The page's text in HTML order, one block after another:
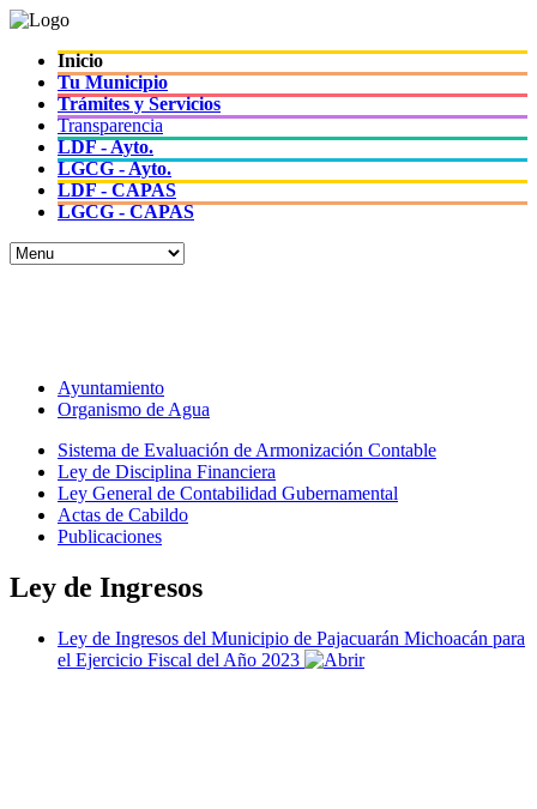
Inicio
Tu Municipio
Trámites y Servicios
Transparencia
LDF - Ayto.
LGCG - Ayto.
LDF - CAPAS
LGCG - CAPAS
Ayuntamiento
Organismo de Agua
Sistema de Evaluación de Armonización Contable
Ley de Disciplina Financiera
Ley General de Contabilidad Gubernamental
Actas de Cabildo
Publicaciones
Ley de Ingresos
Ley de Ingresos del Municipio de Pajacuarán Michoacán para
el Ejercicio Fiscal del Año 2023